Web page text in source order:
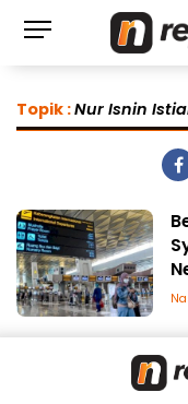
Topik :Nur Isnin